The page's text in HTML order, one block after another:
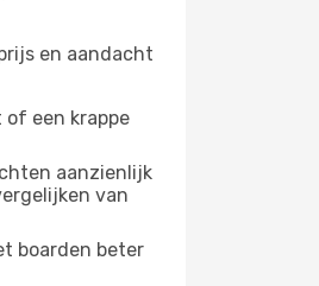
en aandacht
of een krappe
aanzienlijk
van
boarden beter